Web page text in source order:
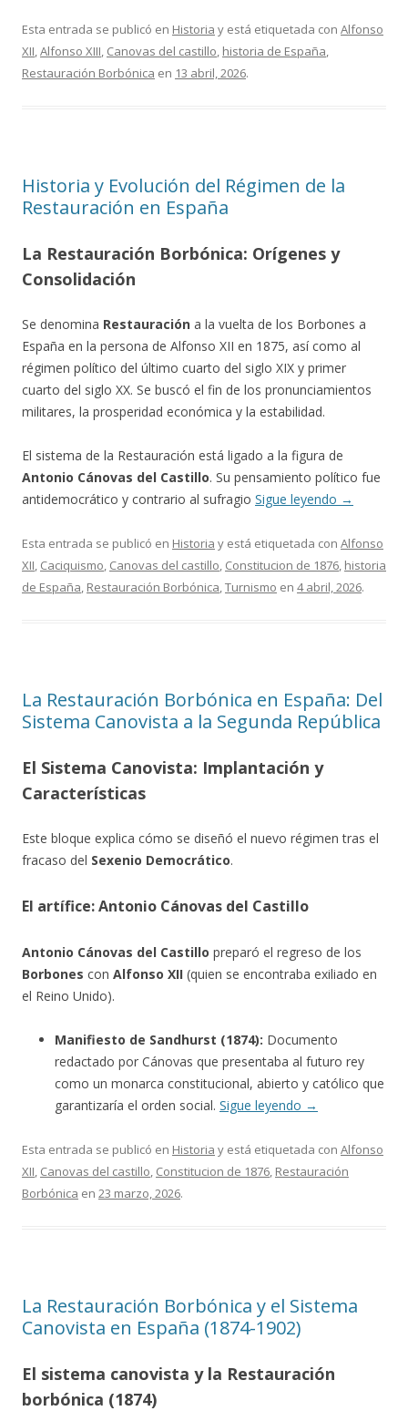
Esta entrada se publicó en Historia y está etiquetada con Alfonso
XII,Alfonso XIII, Canovas del castillo, historia de España,
Restauración Borbónica en 13 abril, 2026.
Historia y Evolución del Régimen de la
Restauración en España
La Restauración Borbónica: Orígenes y
Consolidación
Se denomina Restauración a la vuelta de los Borbones a
España en la persona de Alfonso XII en 1875, así como al
régimen político del último cuarto del siglo XIX y primer
cuarto del siglo XX. Se buscó el fin de los pronunciamientos
militares, la prosperidad económica y la estabilidad.
El sistema de la Restauración está ligado a la figura de
Antonio Cánovas del Castillo. Su pensamiento político fue
antidemocrático y contrario al sufragio Sigue leyendo →
Esta entrada se publicó en Historia y está etiquetada con Alfonso
XII, Caciquismo, Canovas del castillo, Constitucion de 1876, historia
de España, Restauración Borbónica,Turnismo en 4 abril, 2026.
La Restauración Borbónica en España: Del
Sistema Canovista a la Segunda República
El Sistema Canovista: Implantación y
Características
Este bloque explica cómo se diseñó el nuevo régimen tras el
fracaso del Sexenio Democrático.
El artífice: Antonio Cánovas del Castillo
Antonio Cánovas del Castillo preparó el regreso de los
Borbones con Alfonso XII (quien se encontraba exiliado en
el Reino Unido).
Manifiesto de Sandhurst (1874): Documento
redactado por Cánovas que presentaba al futuro rey
como un monarca constitucional, abierto y católico que
garantizaría el orden social. Sigue leyendo →
Esta entrada se publicó en Historia y está etiquetada con Alfonso
XII, Canovas del castillo, Constitucion de 1876, Restauración
Borbónica en 23 marzo, 2026.
La Restauración Borbónica y el Sistema
Canovista en España (1874-1902)
El sistema canovista y la Restauración
borbónica (1874)